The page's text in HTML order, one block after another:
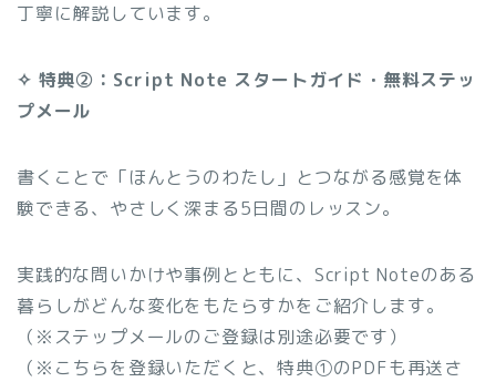
丁寧に解説しています。
✧ 特典②：Script Note スタートガイド・無料ステッ
プメール
書くことで「ほんとうのわたし」とつながる感覚を体
験できる、やさしく深まる5日間のレッスン。
実践的な問いかけや事例とともに、Script Noteのある
暮らしがどんな変化をもたらすかをご紹介します。
（※ステップメールのご登録は別途必要です）
（※こちらを登録いただくと、特典①のPDFも再送さ